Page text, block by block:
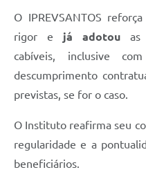
O IPREVSANTOS
rigor e já adotou as
cabíveis, inclusive
descumprimento
previstas, se for o caso.
O Instituto reafirma seu
regularidade e a
beneficiários.